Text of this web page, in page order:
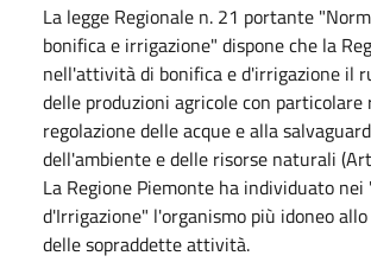
La legge Regionale n. 21 portante
bonifica e irrigazione" dispone che la
nell'attività di bonifica e d'irrigazione il
delle produzioni agricole con particolare
regolazione delle acque e alla
dell'ambiente e delle risorse naturali
La Regione Piemonte ha individuato nei
d'Irrigazione" l'organismo più idoneo
delle sopraddette attività.